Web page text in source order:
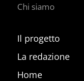
Chi siamo
Il progetto
La redazione
Home